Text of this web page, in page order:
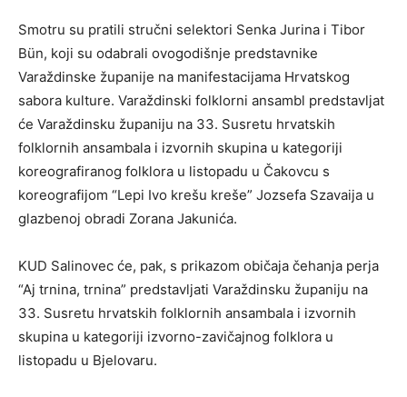
Smotru su pratili stručni selektori Senka Jurina i Tibor
Bün, koji su odabrali ovogodišnje predstavnike
Varaždinske županije na manifestacijama Hrvatskog
sabora kulture. Varaždinski folklorni ansambl predstavljat
će Varaždinsku županiju na 33. Susretu hrvatskih
folklornih ansambala i izvornih skupina u kategoriji
koreografiranog folklora u listopadu u Čakovcu s
koreografijom “Lepi Ivo krešu kreše” Jozsefa Szavaija u
glazbenoj obradi Zorana Jakunića.
KUD Salinovec će, pak, s prikazom običaja čehanja perja
“Aj trnina, trnina” predstavljati Varaždinsku županiju na
33. Susretu hrvatskih folklornih ansambala i izvornih
skupina u kategoriji izvorno-zavičajnog folklora u
listopadu u Bjelovaru.